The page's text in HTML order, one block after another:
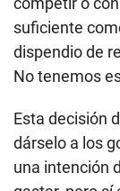
suficiente
dispendio de
No tenemos
Esta decisión
dárselo a los
una intención